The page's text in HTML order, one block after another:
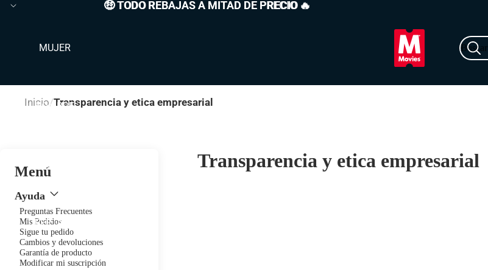
🤑 TODO REBAJAS A MITAD DE PRECIO🔥
🤑 TODO REBAJAS A MITAD DE PRECIO 🔥
MUJER
HOMBRE
NUEVO
OFERTAS 🔥
Buscar
Inicio Transparencia y etica empresarial
Menú
Ayuda
Preguntas Frecuentes
Mis Pedidos
Sigue tu pedido
Cambios y devoluciones
Garantía de producto
Modificar mi suscripción
Transparencia y etica empresarial